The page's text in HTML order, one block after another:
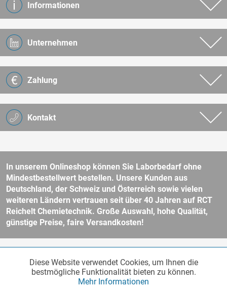
Kontakt
Informationen
Unternehmen
Zahlung
In unserem Onlineshop können Sie Laborbedarf ohne
Mindestbestellwert bestellen. Unsere Kunden aus
Deutschland, der Schweiz und Österreich sowie vielen
weiteren Ländern vertrauen seit über 40 Jahren auf RCT
Reichelt Chemietechnik. Große Auswahl, hohe Qualität,
günstige Preise, faire Versandkosten!
und ggf. Nachnahmegebühren, wenn nicht anders beschrieben.
Unser Webshop richtet sich an Unternehmer, öffentliche Institute und
andere gewerbliche Kunden im Sinne des § 14 BGB. Kein Verkauf an
Funktionale Aktiv
Diese Website verwendet Cookies, um Ihnen die
bestmögliche Funktionalität bieten zu können.
Mehr Informationen